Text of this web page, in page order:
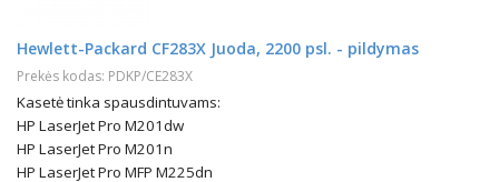
Hewlett-Packard CF283X Juoda, 2200 psl. - pildymas
Prekės kodas: PDKP/CE283X
Kasetė tinka spausdintuvams:
HP LaserJet Pro M201dw
HP LaserJet Pro M201n
HP LaserJet Pro MFP M225dn